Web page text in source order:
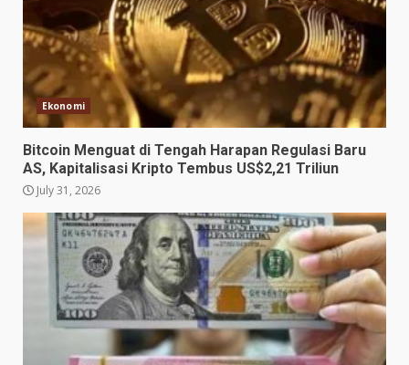
Ekonomi
Bitcoin Menguat di Tengah Harapan Regulasi Baru
AS, Kapitalisasi Kripto Tembus US$2,21 Triliun
July 31, 2026